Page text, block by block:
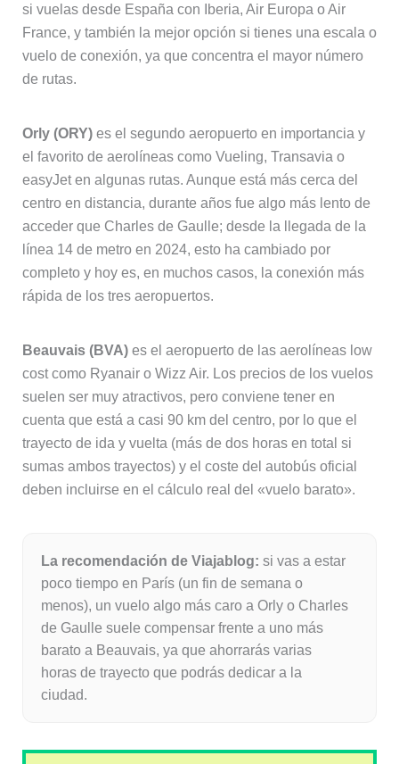
si vuelas desde España con Iberia, Air Europa o Air
France, y también la mejor opción si tienes una escala o
vuelo de conexión, ya que concentra el mayor número
de rutas.
Orly (ORY)es el segundo aeropuerto en importancia y
el favorito de aerolíneas como Vueling, Transavia o
easyJet en algunas rutas. Aunque está más cerca del
centro en distancia, durante años fue algo más lento de
acceder que Charles de Gaulle; desde la llegada de la
línea 14 de metro en 2024, esto ha cambiado por
completo y hoy es, en muchos casos, la conexión más
rápida de los tres aeropuertos.
Beauvais (BVA)es el aeropuerto de las aerolíneas low
cost como Ryanair o Wizz Air. Los precios de los vuelos
suelen ser muy atractivos, pero conviene tener en
cuenta que está a casi 90 km del centro, por lo que el
trayecto de ida y vuelta (más de dos horas en total si
sumas ambos trayectos) y el coste del autobús oficial
deben incluirse en el cálculo real del «vuelo barato».
La recomendación de Viajablog: si vas a estar
poco tiempo en París (un fin de semana o
menos), un vuelo algo más caro a Orly o Charles
de Gaulle suele compensar frente a uno más
barato a Beauvais, ya que ahorrarás varias
horas de trayecto que podrás dedicar a la
ciudad.